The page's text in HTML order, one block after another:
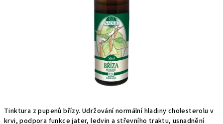
Tinktura z pupenů břízy. Udržování normální hladiny cholesterolu v
krvi, podpora funkce jater, ledvin a střevního traktu, usnadnění